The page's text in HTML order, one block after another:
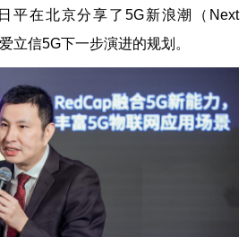
平在北京分享了5G新浪潮（Next
立信5G下一步演进的规划。